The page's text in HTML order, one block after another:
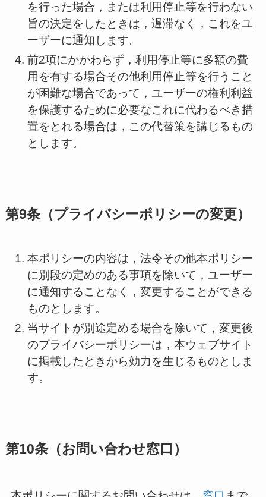
を行った場合，または利用停止等を行わない
旨の決定をしたときは，遅滞なく，これをユ
ーザーに通知します。
前2項にかかわらず，利用停止等に多額の費
用を有する場合その他利用停止等を行うこと
が困難な場合であって，ユーザーの権利利益
を保護するために必要なこれに代わるべき措
置をとれる場合は，この代替策を講じるもの
とします。
第9条（プライバシーポリシーの変更）
本ポリシーの内容は，法令その他本ポリシー
に別段の定めのある事項を除いて，ユーザー
に通知することなく，変更することができる
ものとします。
当サイトが別途定める場合を除いて，変更後
のプライバシーポリシーは，本ウェブサイト
に掲載したときから効力を生じるものとしま
す。
第10条（お問い合わせ窓口）